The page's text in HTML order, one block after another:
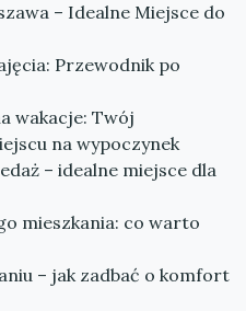
– Idealne Miejsce do
Przewodnik po
wakacje: Twój
na wypoczynek
– idealne miejsce dla
mieszkania: co warto
– jak zadbać o komfort